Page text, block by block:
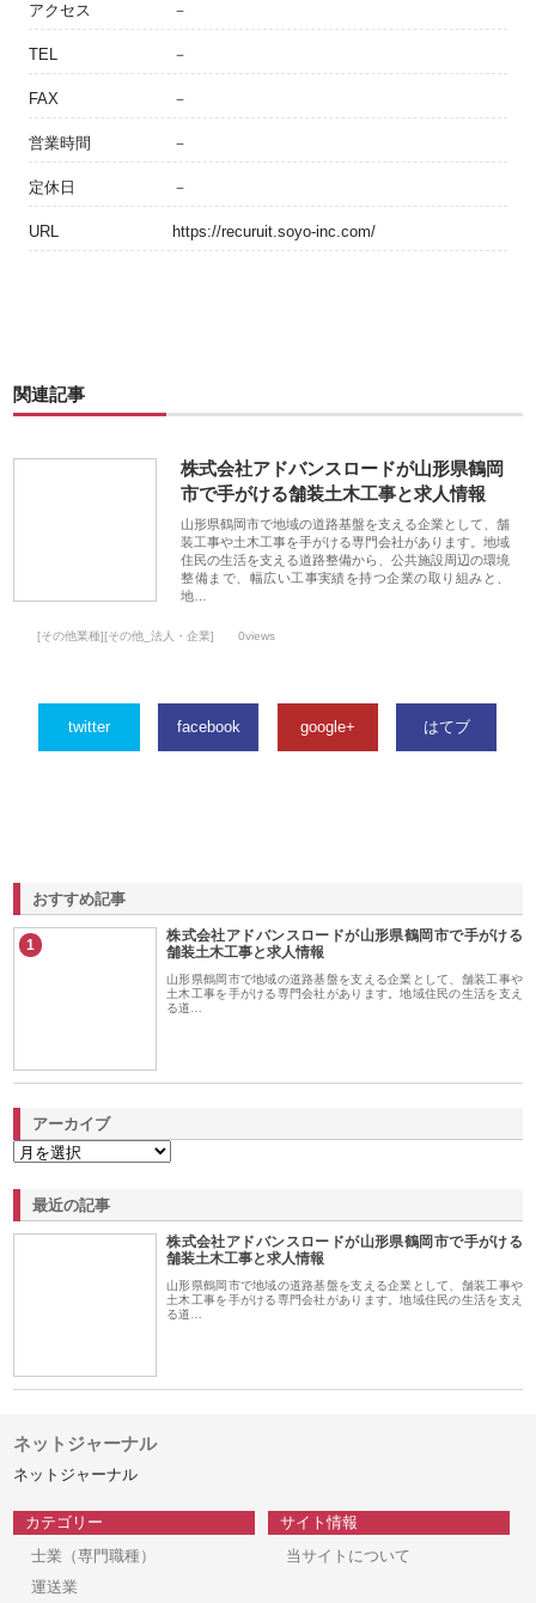
アクセス －
TEL －
FAX －
営業時間 －
定休日 －
URL https://recuruit.soyo-inc.com/
関連記事
株式会社アドバンスロードが山形県鶴岡
市で手がける舗装土木工事と求人情報
山形県鶴岡市で地域の道路基盤を支える企業として、舗
装工事や土木工事を手がける専門会社があります。地域
住民の生活を支える道路整備から、公共施設周辺の環境
整備まで、幅広い工事実績を持つ企業の取り組みと、
地…
[その他業種][その他_法人・企業] 0views
twitter facebook google+ はてブ
おすすめ記事
1
株式会社アドバンスロードが山形県鶴岡市で手がける
舗装土木工事と求人情報
山形県鶴岡市で地域の道路基盤を支える企業として、舗装工事や
土木工事を手がける専門会社があります。地域住民の生活を支え
る道…
アーカイブ
最近の記事
株式会社アドバンスロードが山形県鶴岡市で手がける
舗装土木工事と求人情報
山形県鶴岡市で地域の道路基盤を支える企業として、舗装工事や
土木工事を手がける専門会社があります。地域住民の生活を支え
る道…
ネットジャーナル
ネットジャーナル
カテゴリー
士業（専門職種）
運送業
サイト情報
当サイトについて